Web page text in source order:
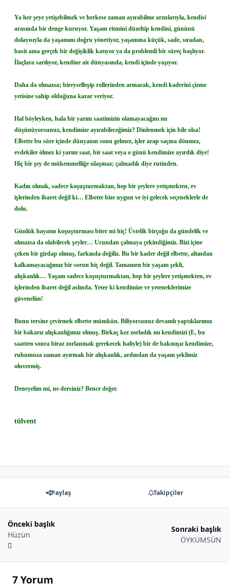
Ya her şeye yetişebilmek ve herkese zaman ayırabilme arzularıyla, kendisi
arasında bir denge kuruyor. Yaşam ritmini düzeltip kendini, gününü
dolayısıyla da yaşamını doğru yönetiyor, yaşamına küçük, sade, sıradan,
basit ama gerçek bir değişiklik katıyor ya da problemli bir süreç başlıyor.
İlaçlara sarılıyor, kendine ait dünyasında, kendi içinde yaşıyor.
Daha da olmazsa; bireyselleşip rollerinden arınarak, kendi kaderini çizme
yetisine sahip olduğuna karar veriyor.
Hal böyleyken, hala bir yarım saatimizin olamayacağını mı
düşünüyorsunuz, kendimize ayırabileceğimiz? Dinlenmek için bile olsa!
Elbette bu süre içinde dünyanın sonu gelmez, işler arap saçına dönmez,
evdekiler ölmez ki yarım saat, bir saat veya o günü kendimize ayırdık diye!
Hiç bir şey de mükemmelliğe ulaşmaz; çalmadık diye rutinden.
Kadın olmak, sadece koşuşturmaktan, hep bir şeylere yetişmekten, ev
işlerinden ibaret değil ki… Elbette bize uygun ve iyi gelecek seçeneklerle de
dolu.
Günlük hayatın koşuşturması biter mi hiç! Üstelik birçoğu da gündelik ve
olmazsa da olabilecek şeyler… Ucundan çalmaya çekindiğimiz. Bizi içine
çeken bir girdap olmuş, farkında değiliz. Bu bir kader değil elbette, altından
kalkamayacağımız bir sorun hiç değil. Tamamen bir yaşam şekli,
alışkanlık… Yaşam sadece koşuşturmaktan, hep bir şeylere yetişmekten, ev
işlerinden ibaret değil aslında. Yeter ki kendimize ve yeteneklerimize
güvenelim!
Bunu tersine çevirmek elbette mümkün. Biliyorsunuz devamlı yaptıklarımız
bir bakarız alışkanlığımız olmuş. Birkaç kez zorladık mı kendimizi (E, bu
saatten sonra biraz zorlanmak gerekecek haliyle) bir de bakmışız kendimize,
ruhumuza zaman ayırmak bir alışkanlık, ardından da yaşam şeklimiz
oluvermiş.
Deneyelim mi, ne dersiniz? Bence değer.
tülvent
Paylaş Takipçiler
Önceki başlık
Hüzün
Sonraki başlık
ÖYKÜMSÜN
7 Yorum